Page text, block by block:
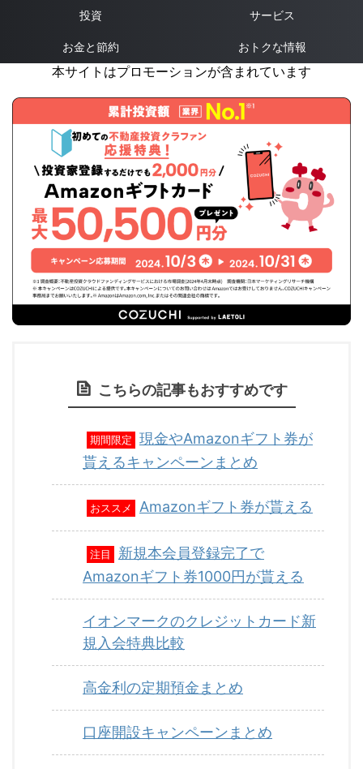
投資 サービス
お金と節約 おトクな情報
本サイトはプロモーションが含まれています
こちらの記事もおすすめです
期間限定
現金やAmazonギフト券が
貰えるキャンペーンまとめ
おススメ Amazonギフト券が貰える
注目
新規本会員登録完了で
Amazonギフト券1000円が貰える
イオンマークのクレジットカード新
規入会特典比較
高金利の定期預金まとめ
口座開設キャンペーンまとめ